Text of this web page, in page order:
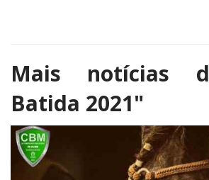
Mais notícias
Batida 2021"